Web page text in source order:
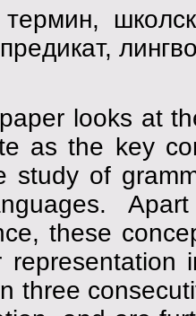
looks at
as the key
study of
these
three